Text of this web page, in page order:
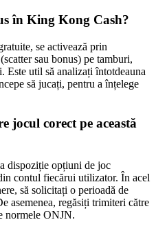
în King Kong Cash?
se activează prin
sau bonus) pe tamburi,
Este util să analizați întotdeauna
să jucați, pentru a înțelege
jocul corect pe această
dispoziție opțiuni de joc
contul fiecărui utilizator. În acel
să solicitați o perioadă de
asemenea, regăsiți trimiteri către
normele ONJN.